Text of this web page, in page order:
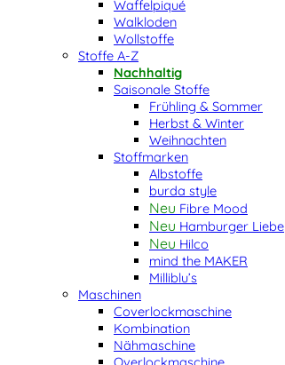
Waffelpiqué
Walkloden
Wollstoffe
Stoffe A-Z
Nachhaltig
Saisonale Stoffe
Frühling & Sommer
Herbst & Winter
Weihnachten
Stoffmarken
Albstoffe
burda style
Fibre Mood
Hamburger Liebe
Hilco
mind the MAKER
Milliblu’s
Maschinen
Coverlockmaschine
Kombination
Nähmaschine